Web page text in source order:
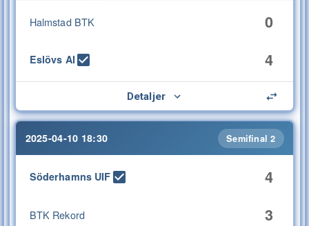
Halmstad BTK 0
Eslövs AI 4
Detaljer
2025-04-10 18:30 Semifinal 2
Söderhamns UIF 4
BTK Rekord 3